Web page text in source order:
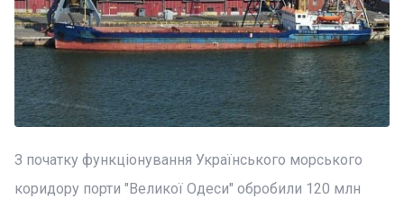
З початку функціонування Українського морського
коридору порти "Великої Одеси" обробили 120 млн